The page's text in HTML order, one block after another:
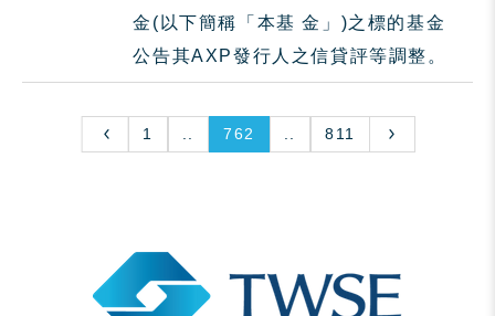
金(以下簡稱「本基 金」)之標的基金
公告其AXP發行人之信貸評等調整。
1 762 811